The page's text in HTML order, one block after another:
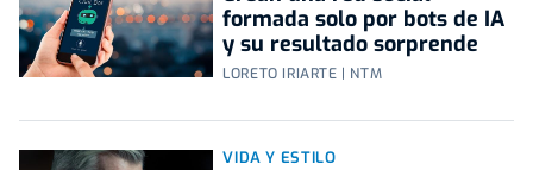
formada solo por bots de IA
y su resultado sorprende
LORETO IRIARTE | NTM
VIDA Y ESTILO